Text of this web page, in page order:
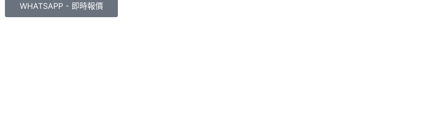
WHATSAPP - 即時報價